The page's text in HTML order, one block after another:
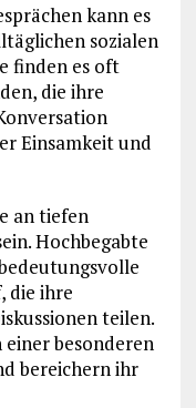
kann es
sozialen
finden es oft
die ihre
Einsamkeit und
an tiefen
Hochbegabte
die ihre
teilen.
besonderen
bereichern ihr